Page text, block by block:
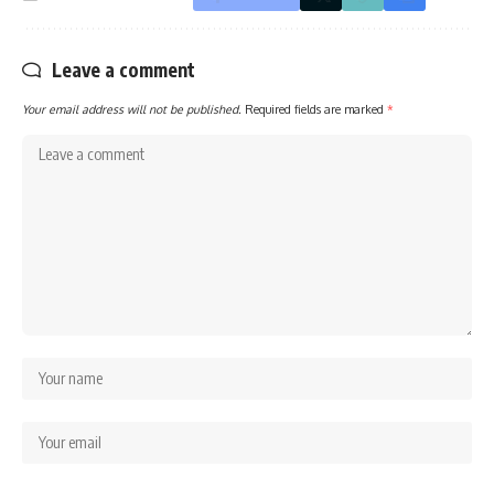
Leave a comment
Your email address will not be published. Required fields are marked *